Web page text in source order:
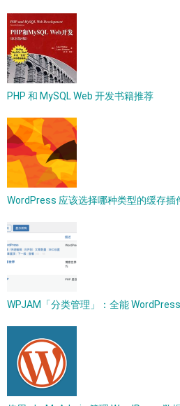
PHP 和 MySQL Web 开发书籍推荐
WordPress 应该选择哪种类型的缓存插
WPJAM「分类管理」：全能